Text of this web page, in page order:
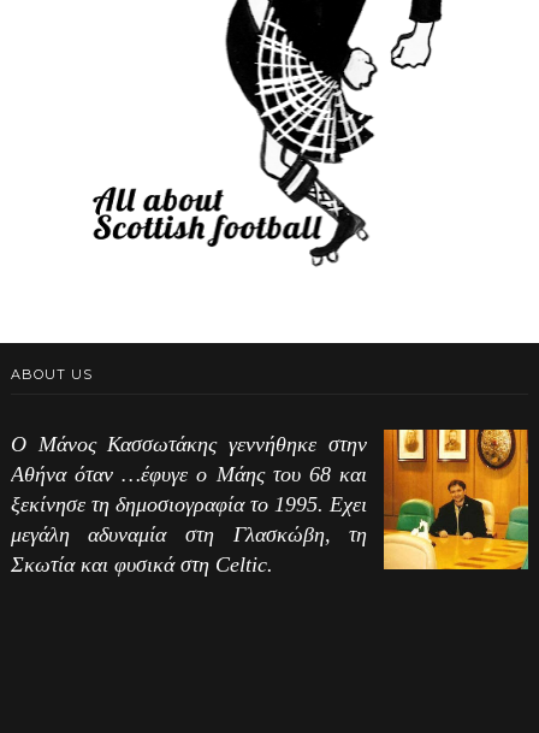
ABOUT US
Ο Μάνος Κασσωτάκης γεννήθηκε στην
Αθήνα όταν …έφυγε ο Μάης του 68 και
ξεκίνησε τη δημοσιογραφία το 1995. Εχει
μεγάλη αδυναμία στη Γλασκώβη, τη
Σκωτία και φυσικά στη Celtic.